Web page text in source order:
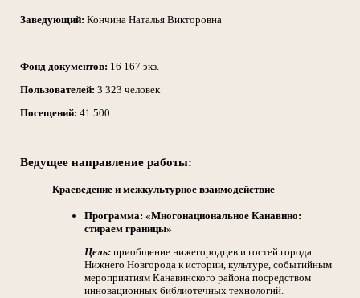
Заведующий: Кончина Наталья Викторовна
Фонд документов: 16 167 экз.
Пользователей: 3 323 человек
Посещений: 41 500
Ведущее направление работы:
Краеведение и межкультурное взаимодействие
Программа: «Многонациональное Канавино:
стираем границы»
Цель: приобщение нижегородцев и гостей города
Нижнего Новгорода к истории, культуре, событийным
мероприятиям Канавинского района посредством
инновационных библиотечных технологий.